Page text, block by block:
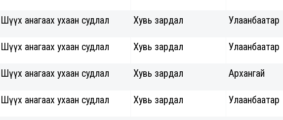
Шүүх анагаах ухаан судлал Хувь зардал Улаанбаатар
Шүүх анагаах ухаан судлал Хувь зардал Улаанбаатар
Шүүх анагаах ухаан судлал Хувь зардал Архангай
Шүүх анагаах ухаан судлал Хувь зардал Улаанбаатар